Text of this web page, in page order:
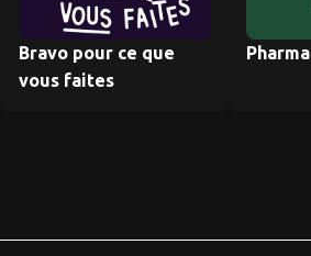
Bravo pour ce que
vous faites